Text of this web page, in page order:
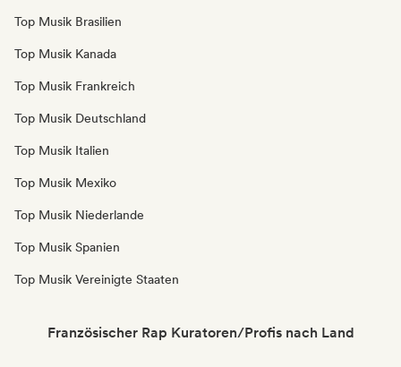
Top Musik Brasilien
Top Musik Kanada
Top Musik Frankreich
Top Musik Deutschland
Top Musik Italien
Top Musik Mexiko
Top Musik Niederlande
Top Musik Spanien
Top Musik Vereinigte Staaten
Französischer Rap Kuratoren/Profis nach Land